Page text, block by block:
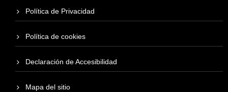
Política de Privacidad
Política de cookies
Declaración de Accesibilidad
Mapa del sitio